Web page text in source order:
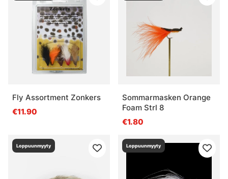
Fly Assortment Zonkers
€11.90
Sommarmasken Orange
Foam Strl 8
€1.80
Loppuunmyyty Loppuunmyyty